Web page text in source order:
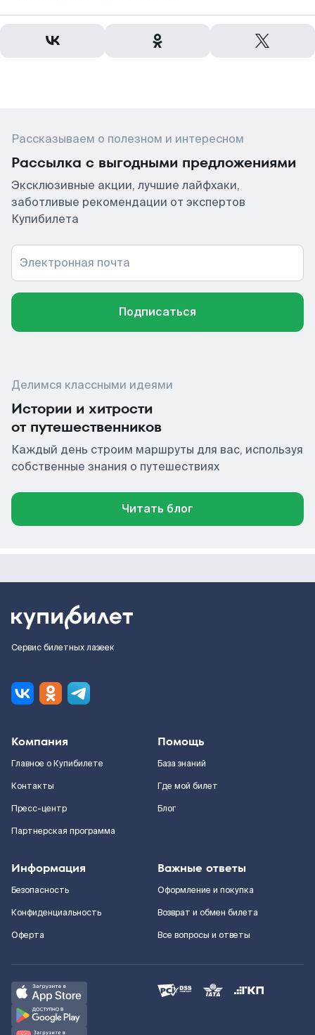
Рассказываем о полезном и интересном
Рассылка с выгодными предложениями
Эксклюзивные акции, лучшие лайфхаки,
заботливые рекомендации от экспертов
Купибилета
Электронная почта
Подписаться
Делимся классными идеями
Истории и хитрости
от путешественников
Каждый день строим маршруты для вас, используя
собственные знания о путешествиях
Читать блог
Сервис билетных лазеек
Компания
Главное о Купибилете
Контакты
Пресс-центр
Партнерская программа
Помощь
База знаний
Где мой билет
Блог
Информация
Безопасность
Конфиденциальность
Оферта
Важные ответы
Оформление и покупка
Возврат и обмен билета
Все вопросы и ответы